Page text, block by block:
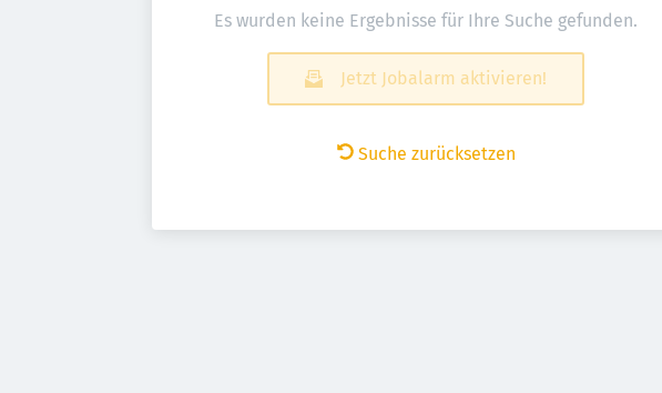
Es wurden keine Ergebnisse für Ihre Suche gefunden.
Jetzt Jobalarm aktivieren!
Suche zurücksetzen